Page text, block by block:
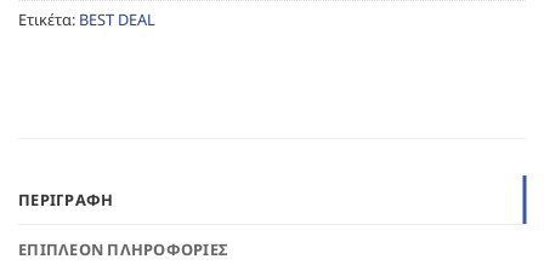
Ετικέτα: BEST DEAL
ΠΕΡΙΓΡΑΦΉ
ΕΠΙΠΛΈΟΝ ΠΛΗΡΟΦΟΡΊΕΣ